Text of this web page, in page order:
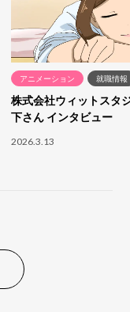
アニメーション 就職情報
株式会社ウィットスタ
下さん インタビュー
2026.3.13